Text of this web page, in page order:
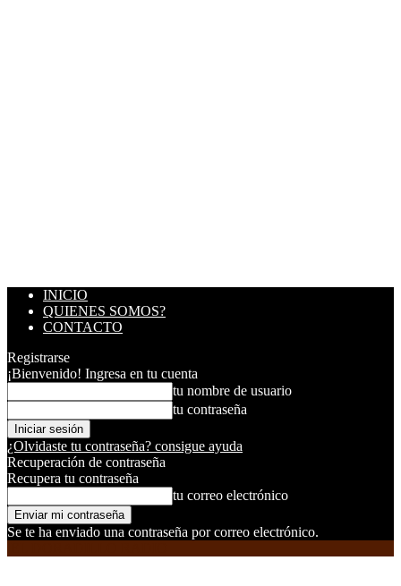
INICIO
QUIENES SOMOS?
CONTACTO
Registrarse
¡Bienvenido! Ingresa en tu cuenta
tu nombre de usuario
tu contraseña
¿Olvidaste tu contraseña? consigue ayuda
Recuperación de contraseña
Recupera tu contraseña
tu correo electrónico
Se te ha enviado una contraseña por correo electrónico.